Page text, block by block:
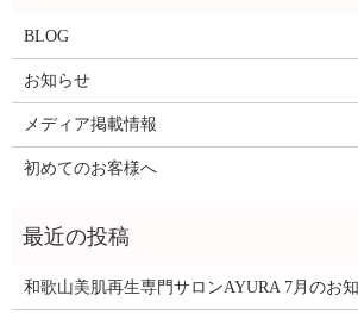
BLOG
お知らせ
メディア掲載情報
初めてのお客様へ
和歌山美肌再生専門サロンAYURA 7月のお